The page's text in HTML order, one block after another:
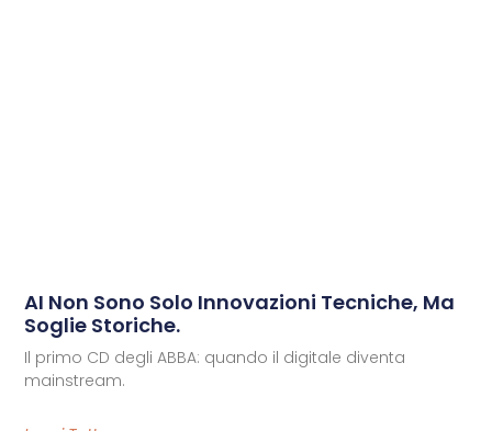
AI Non Sono Solo Innovazioni Tecniche, Ma
Soglie Storiche.
Il primo CD degli ABBA: quando il digitale diventa
mainstream.